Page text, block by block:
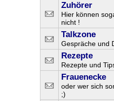
Zuhörer
Hier können
nicht !
Talkzone
Gespräche und
Rezepte
Rezepte und
Frauenecke
oder wer sich
;)